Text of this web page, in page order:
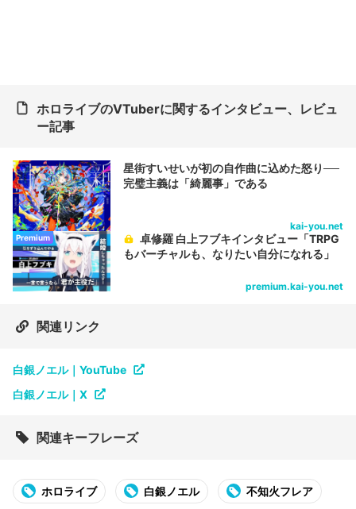
ホロライブのVTuberに関するインタビュー、レビュ
ー記事
星街すいせいが初の自作曲に込めた怒り──
完璧主義は「綺麗事」である
kai-you.net
Premium
卓修羅 白上フブキインタビュー「TRPG
もバーチャルも、なりたい自分になれる」
premium.kai-you.net
関連リンク
白銀ノエル｜YouTube
白銀ノエル｜X
関連キーフレーズ
ホロライブ 白銀ノエル 不知火フレア